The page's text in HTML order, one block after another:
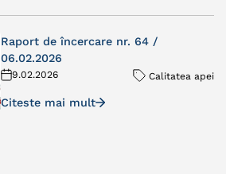
Raport de încercare nr. 64 /
06.02.2026
9.02.2026 Calitatea apei
Citeste mai mult